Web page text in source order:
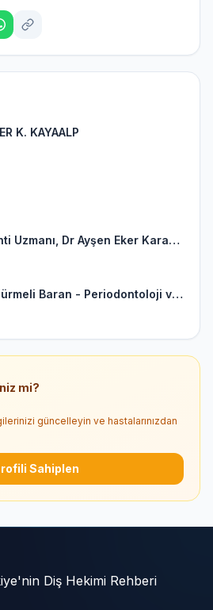
K. KAYAALP
Adana Ortodonti Uzmanı, Dr Ayşen Eker Karakulak Ortodonti ve
Dr. Dt. Seren Sürmeli Baran - Periodontoloji ve İmplantoloji Uzmanı
mi?
güncelleyin ve hastalarınızdan
Sahiplen